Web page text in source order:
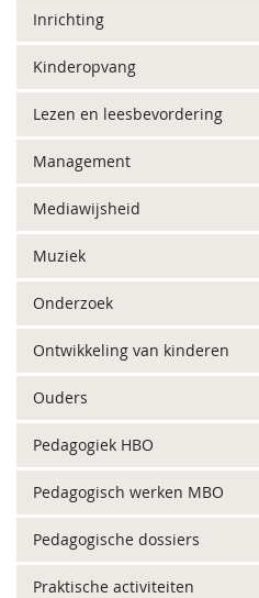
Inrichting
Kinderopvang
Lezen en leesbevordering
Management
Mediawijsheid
Muziek
Onderzoek
Ontwikkeling van kinderen
Ouders
Pedagogiek HBO
Pedagogisch werken MBO
Pedagogische dossiers
Praktische activiteiten